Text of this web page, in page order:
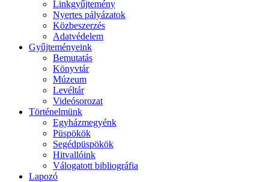
Linkgyűjtemény
Nyertes pályázatok
Közbeszerzés
Adatvédelem
Gyűjteményeink
Bemutatás
Könyvtár
Múzeum
Levéltár
Videósorozat
Történelmünk
Egyházmegyénk
Püspökök
Segédpüspökök
Hitvallóink
Válogatott bibliográfia
Lapozó